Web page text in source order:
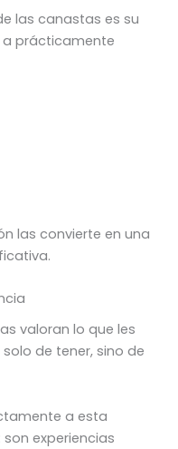
las canastas es su
a prácticamente
las convierte en una
valoran lo que les
de tener, sino de
a esta
experiencias